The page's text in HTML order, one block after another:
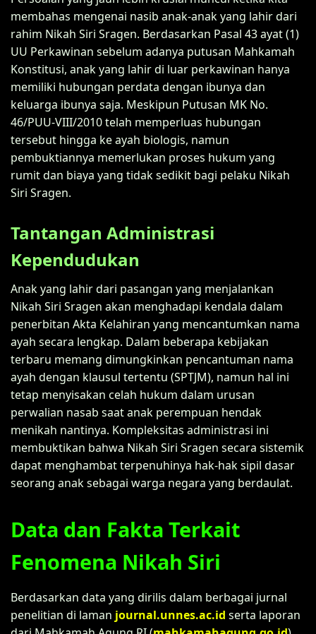
membahas mengenai nasib anak-anak yang lahir dari
rahim Nikah Siri Sragen. Berdasarkan Pasal 43 ayat (1)
UU Perkawinan sebelum adanya putusan Mahkamah
Konstitusi, anak yang lahir di luar perkawinan hanya
memiliki hubungan perdata dengan ibunya dan
keluarga ibunya saja. Meskipun Putusan MK No.
46/PUU-VIII/2010 telah memperluas hubungan
tersebut hingga ke ayah biologis, namun
pembuktiannya memerlukan proses hukum yang
rumit dan biaya yang tidak sedikit bagi pelaku Nikah
Siri Sragen.
Tantangan Administrasi
Kependudukan
Anak yang lahir dari pasangan yang menjalankan
Nikah Siri Sragen akan menghadapi kendala dalam
penerbitan Akta Kelahiran yang mencantumkan nama
ayah secara lengkap. Dalam beberapa kebijakan
terbaru memang dimungkinkan pencantuman nama
ayah dengan klausul tertentu (SPTJM), namun hal ini
tetap menyisakan celah hukum dalam urusan
perwalian nasab saat anak perempuan hendak
menikah nantinya. Kompleksitas administrasi ini
membuktikan bahwa Nikah Siri Sragen secara sistemik
dapat menghambat terpenuhinya hak-hak sipil dasar
seorang anak sebagai warga negara yang berdaulat.
Data dan Fakta Terkait
Fenomena Nikah Siri
Berdasarkan data yang dirilis dalam berbagai jurnal
penelitian di laman journal.unnes.ac.id serta laporan